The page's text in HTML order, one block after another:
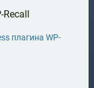
плагина WP-